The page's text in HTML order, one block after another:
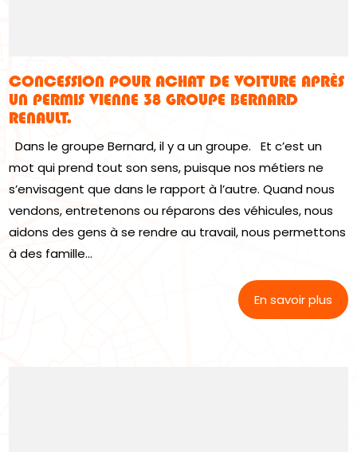
CONCESSION POUR ACHAT DE VOITURE APRÈS
UN PERMIS VIENNE 38 GROUPE BERNARD
RENAULT.
Dans le groupe Bernard, il y a un groupe. Et c’est un
mot qui prend tout son sens, puisque nos métiers ne
s’envisagent que dans le rapport à l’autre. Quand nous
vendons, entretenons ou réparons des véhicules, nous
aidons des gens à se rendre au travail, nous permettons
à des famille...
En savoir plus